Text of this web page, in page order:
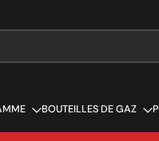
BOUTEILLES DE GAZ